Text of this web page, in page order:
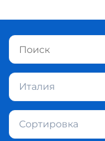
Италия
Сортировка